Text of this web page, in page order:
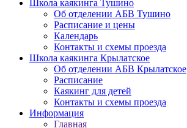
Школа каякинга Тушино
Об отделении АБВ Тушино
Расписание и цены
Календарь
Контакты и схемы проезда
Школа каякинга Крылатское
Об отделении АБВ Крылатское
Расписание
Каякинг для детей
Контакты и схемы проезда
Информация
Главная